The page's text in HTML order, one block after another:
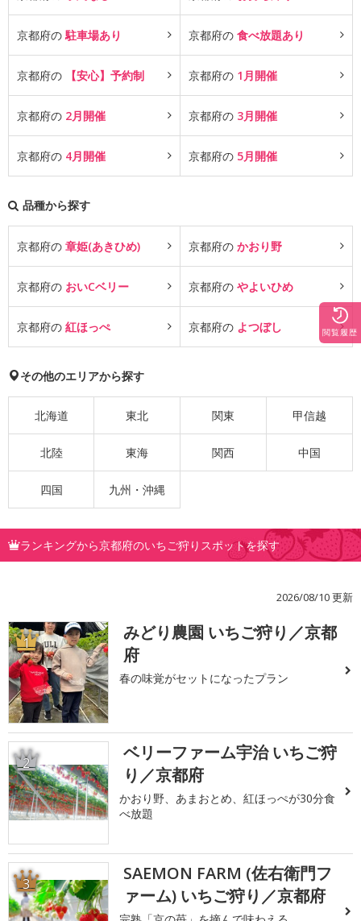
京都府の 駐車場あり 京都府の 食べ放題あり
京都府の 【安心】予約制 京都府の 1月開催
京都府の 2月開催 京都府の 3月開催
京都府の 4月開催 京都府の 5月開催
品種から探す
京都府の 章姫(あきひめ) 京都府の かおり野
京都府の おいCベリー 京都府の やよいひめ
京都府の 紅ほっぺ 京都府の よつぼし
その他のエリアから探す
北海道 東北 関東 甲信越
北陸 東海 関西 中国
四国 九州・沖縄
ランキングから京都府のいちご狩りスポットを探す
2026/08/10 更新
1
みどり農園 いちご狩り／京都
府
春の味覚がセットになったプラン
2
ベリーファーム宇治 いちご狩
り／京都府
かおり野、あまおとめ、紅ほっぺが30分食
べ放題
3
SAEMON FARM (佐右衛門フ
ァーム) いちご狩り／京都府
閲覧履歴